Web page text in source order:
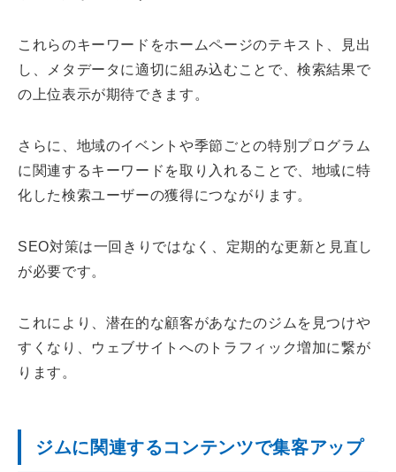
これらのキーワードをホームページのテキスト、見出
し、メタデータに適切に組み込むことで、検索結果で
の上位表示が期待できます。
さらに、地域のイベントや季節ごとの特別プログラム
に関連するキーワードを取り入れることで、地域に特
化した検索ユーザーの獲得につながります。
SEO対策は一回きりではなく、定期的な更新と見直し
が必要です。
これにより、潜在的な顧客があなたのジムを見つけや
すくなり、ウェブサイトへのトラフィック増加に繋が
ります。
ジムに関連するコンテンツで集客アップ